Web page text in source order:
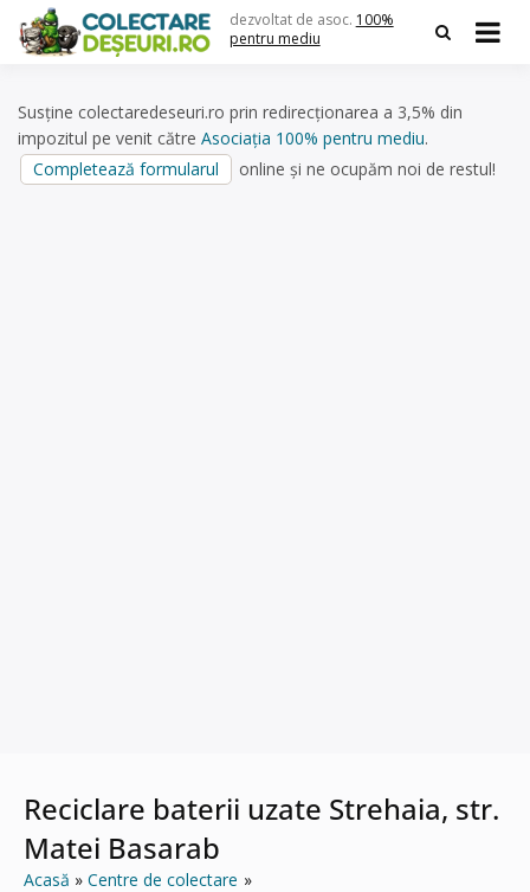
content
dezvoltat de asoc. 100%
pentru mediu
Susține colectaredeseuri.ro prin redirecționarea a 3,5% din
impozitul pe venit către Asociația 100% pentru mediu.
Completează formularul
online și ne ocupăm noi de restul!
Reciclare baterii uzate Strehaia, str.
Matei Basarab
Acasă
Centre de colectare